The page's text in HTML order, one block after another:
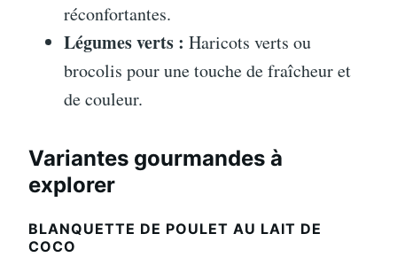
réconfortantes.
Légumes verts : Haricots verts ou
brocolis pour une touche de fraîcheur et
de couleur.
Variantes gourmandes à
explorer
BLANQUETTE DE POULET AU LAIT DE
COCO